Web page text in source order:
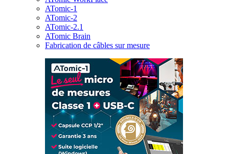
ATomic-1
ATomic-2
ATomic-2.1
ATomic Brain
Fabrication de câbles sur mesure